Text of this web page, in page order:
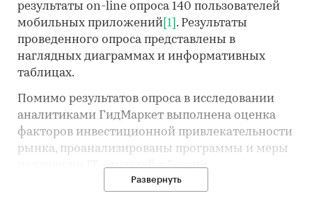
результаты on-line опроса 140 пользователей
мобильных приложений [1] . Результаты
проведенного опроса представлены в
наглядных диаграммах и информативных
таблицах.
Помимо результатов опроса в исследовании
аналитиками ГидМаркет выполнена оценка
факторов инвестиционной привлекательности
рынка, проанализированы программы и меры
поддержки IT-отраслей в России,
потребительские тренды, проблемы и угрозы
Развернуть